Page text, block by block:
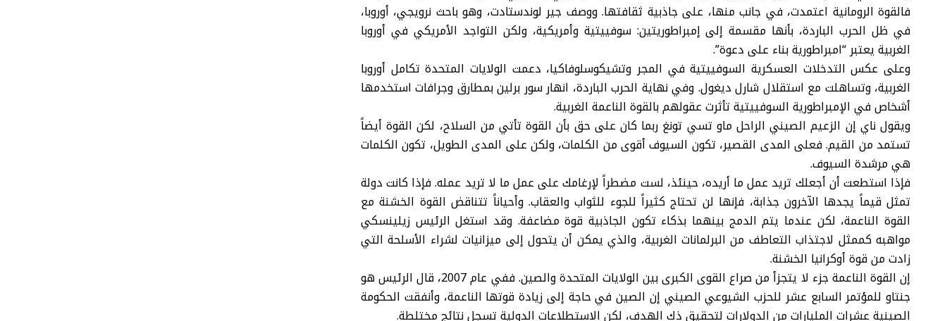
فالقوة الرومانية اعتمدت، في جانب منها، على جاذبية ثقافتها. ووصف جير لوندستادت، وهو باحث نرويجي، أوروبا،
في ظل الحرب الباردة، بأنها مقسمة إلى إمبراطوريتين: سوفييتية وأمريكية، ولكن التواجد الأمريكي في أوروبا
الغربية يعتبر “امبراطورية بناء على دعوة”.
وعلى عكس التدخلات العسكرية السوفييتية في المجر وتشيكوسلوفاكيا، دعمت الولايات المتحدة تكامل أوروبا
الغربية، وتساهلت مع استقلال شارل ديغول. وفي نهاية الحرب الباردة، انهار سور برلين بمطارق وجرافات استخدمها
أشخاص في الإمبراطورية السوفييتية تأثرت عقولهم بالقوة الناعمة الغربية.
ويقول ناي إن الزعيم الصيني الراحل ماو تسي تونغ ربما كان على حق بأن القوة تأتي من السلاح، لكن القوة أيضاً
تستمد من القيم. فعلى المدى القصير، تكون السيوف أقوى من الكلمات، ولكن على المدى الطويل، تكون الكلمات
هي مرشدة السيوف.
فإذا استطعت أن أجعلك تريد عمل ما أريده، حينئذ، لست مضطراً لإرغامك على عمل ما لا تريد عمله. فإذا كانت دولة
تمثل قيماً يجدها الآخرون جذابة، فإنها لن تحتاج كثيراً للجوء للثواب والعقاب. وأحياناً تتناقض القوة الخشنة مع
القوة الناعمة، لكن عندما يتم الدمج بينهما بذكاء تكون الجاذبية قوة مضاعفة. وقد استغل الرئيس زيلينسكي
مواهبه كممثل لاجتذاب التعاطف من البرلمانات الغربية، والذي يمكن أن يتحول إلى ميزانيات لشراء الأسلحة التي
زادت من قوة أوكرانيا الخشنة.
إن القوة الناعمة جزء لا يتجزأ من صراع القوى الكبرى بين الولايات المتحدة والصين. ففي عام 2007، قال الرئيس هو
جنتاو للمؤتمر السابع عشر للحزب الشيوعي الصيني إن الصين في حاجة إلى زيادة قوتها الناعمة، وأنفقت الحكومة
الصينية عشرات المليارات من الدولارات لتحقيق ذك الهدف، لكن الاستطلاعات الدولية تسجل نتائج مختلطة.